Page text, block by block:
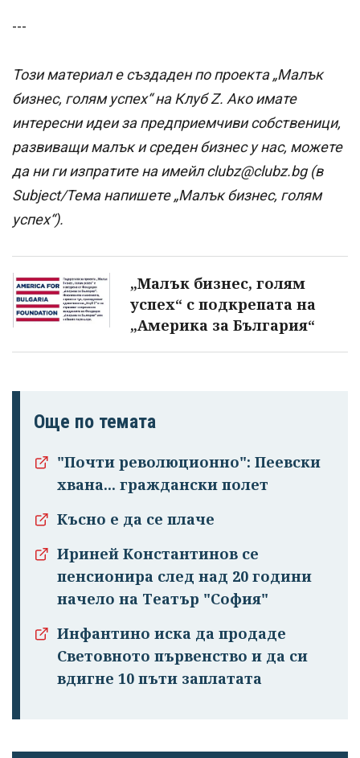
---
Този материал е създаден по проекта „Малък
бизнес, голям успех“ на Клуб Z. Ако имате
интересни идеи за предприемчиви собственици,
развиващи малък и среден бизнес у нас, можете
да ни ги изпратите на имейл clubz@clubz.bg (в
Subject/Тема напишете „Малък бизнес, голям
успех“).
„Малък бизнес, голям
успех“ с подкрепата на
„Америка за България“
Още по темата
"Почти революционно": Пеевски
хвана... граждански полет
Късно е да се плаче
Ириней Константинов се
пенсионира след над 20 години
начело на Театър "София"
Инфантино иска да продаде
Световното първенство и да си
вдигне 10 пъти заплатата